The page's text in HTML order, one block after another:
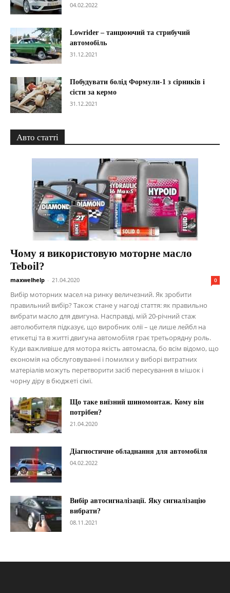
04.02.2022
Lowrider – танцюючий та стрибучий
автомобіль
31.12.2021
Побудувати болід Формули-1 з сірників і
сісти за кермо
31.12.2021
Авто статті
Чому я використовую моторне масло
Teboil?
maxwelhelp - 21.04.2020 0
Вибір моторних масел на ринку величезний. Як зробити
правильний вибір? Також стане у нагоді стаття: як правильно
вибрати масло для двигуна. Насправді, мій 20-річний стаж
автолюбителя підказує, що виробник олії – це лише лейбл на
етикетці та в житті двигуна автомобіля грає третьорядну роль.
Куди важливіше для мотора якість автомасла, бо всім відомо, що
економія на обслуговуванні і помилки у виборі витратних
матеріалів можуть перетворити засіб пересування в мішок і
чорну діру в бюджеті сімї.
Що таке виїзний шиномонтаж. Кому він
потрібен?
21.04.2020
Діагностичне обладнання для автомобіля
04.02.2022
Вибір автосигналізації. Яку сигналізацію
вибрати?
08.11.2021